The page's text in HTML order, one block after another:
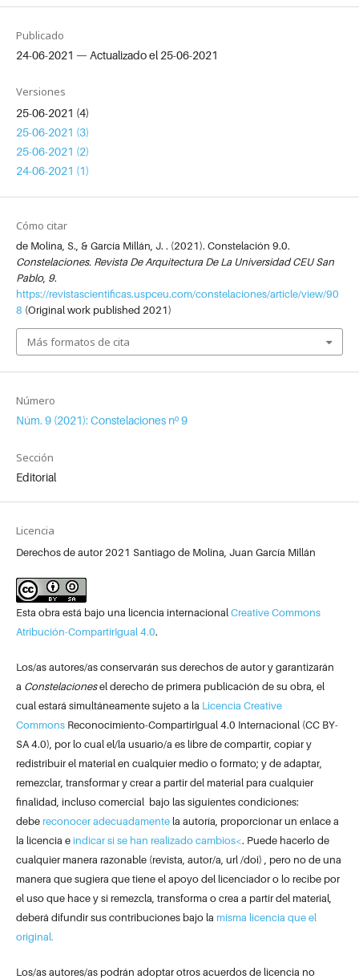
Publicado
24-06-2021 — Actualizado el 25-06-2021
Versiones
25-06-2021 (4)
25-06-2021 (3)
25-06-2021 (2)
24-06-2021 (1)
Número
Núm. 9 (2021): Constelaciones nº 9
Sección
Editorial
Licencia
Derechos de autor 2021 Santiago de Molina, Juan García Millán
Esta obra está bajo una licencia internacional Creative Commons
Atribución-CompartirIgual 4.0.
Los/as autores/as conservarán sus derechos de autor y garantizarán
a Constelacionesel derecho de primera publicación de su obra, el
cual estará simultáneamente sujeto a la Licencia Creative
Commons Reconocimiento-CompartirIgual 4.0 Internacional (CC BY-
SA 4.0), por lo cual el/la usuario/a es libre de compartir, copiar y
redistribuir el material en cualquier medio o formato; y de adaptar,
remezclar, transformar y crear a partir del material para cualquier
finalidad, incluso comercial bajo las siguientes condiciones:
debe reconocer adecuadamentela autoría, proporcionar un enlace a
la licencia e indicar si se han realizado cambios<. Puede hacerlo de
cualquier manera razonable (revista, autor/a, url /doi) , pero no de una
manera que sugiera que tiene el apoyo del licenciador o lo recibe por
el uso que hace y si remezcla, transforma o crea a partir del material,
deberá difundir sus contribuciones bajo la misma licencia que el
original.
Los/as autores/as podrán adoptar otros acuerdos de licencia no
Cómo citar
de Molina, S., & García Millán, J. . (2021). Constelación 9.0.
Constelaciones. Revista De Arquitectura De La Universidad CEU San
Pablo, 9.
https://revistascientificas.uspceu.com/constelaciones/article/view/90
8 (Original work published 2021)
Más formatos de cita